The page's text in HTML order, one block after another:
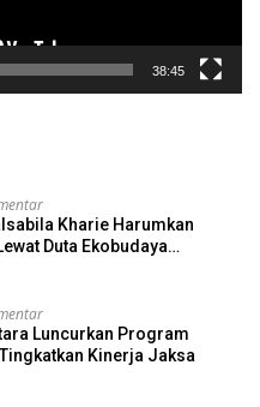
38:45
Kharie Harumkan
Duta Ekobudaya
Luncurkan Program
Tingkatkan Kinerja Jaksa